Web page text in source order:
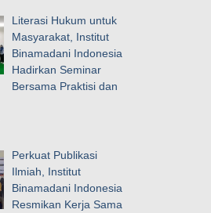
Literasi Hukum untuk
Masyarakat, Institut
Binamadani Indonesia
Hadirkan Seminar
Bersama Praktisi dan
Perkuat Publikasi
Ilmiah, Institut
Binamadani Indonesia
Resmikan Kerja Sama